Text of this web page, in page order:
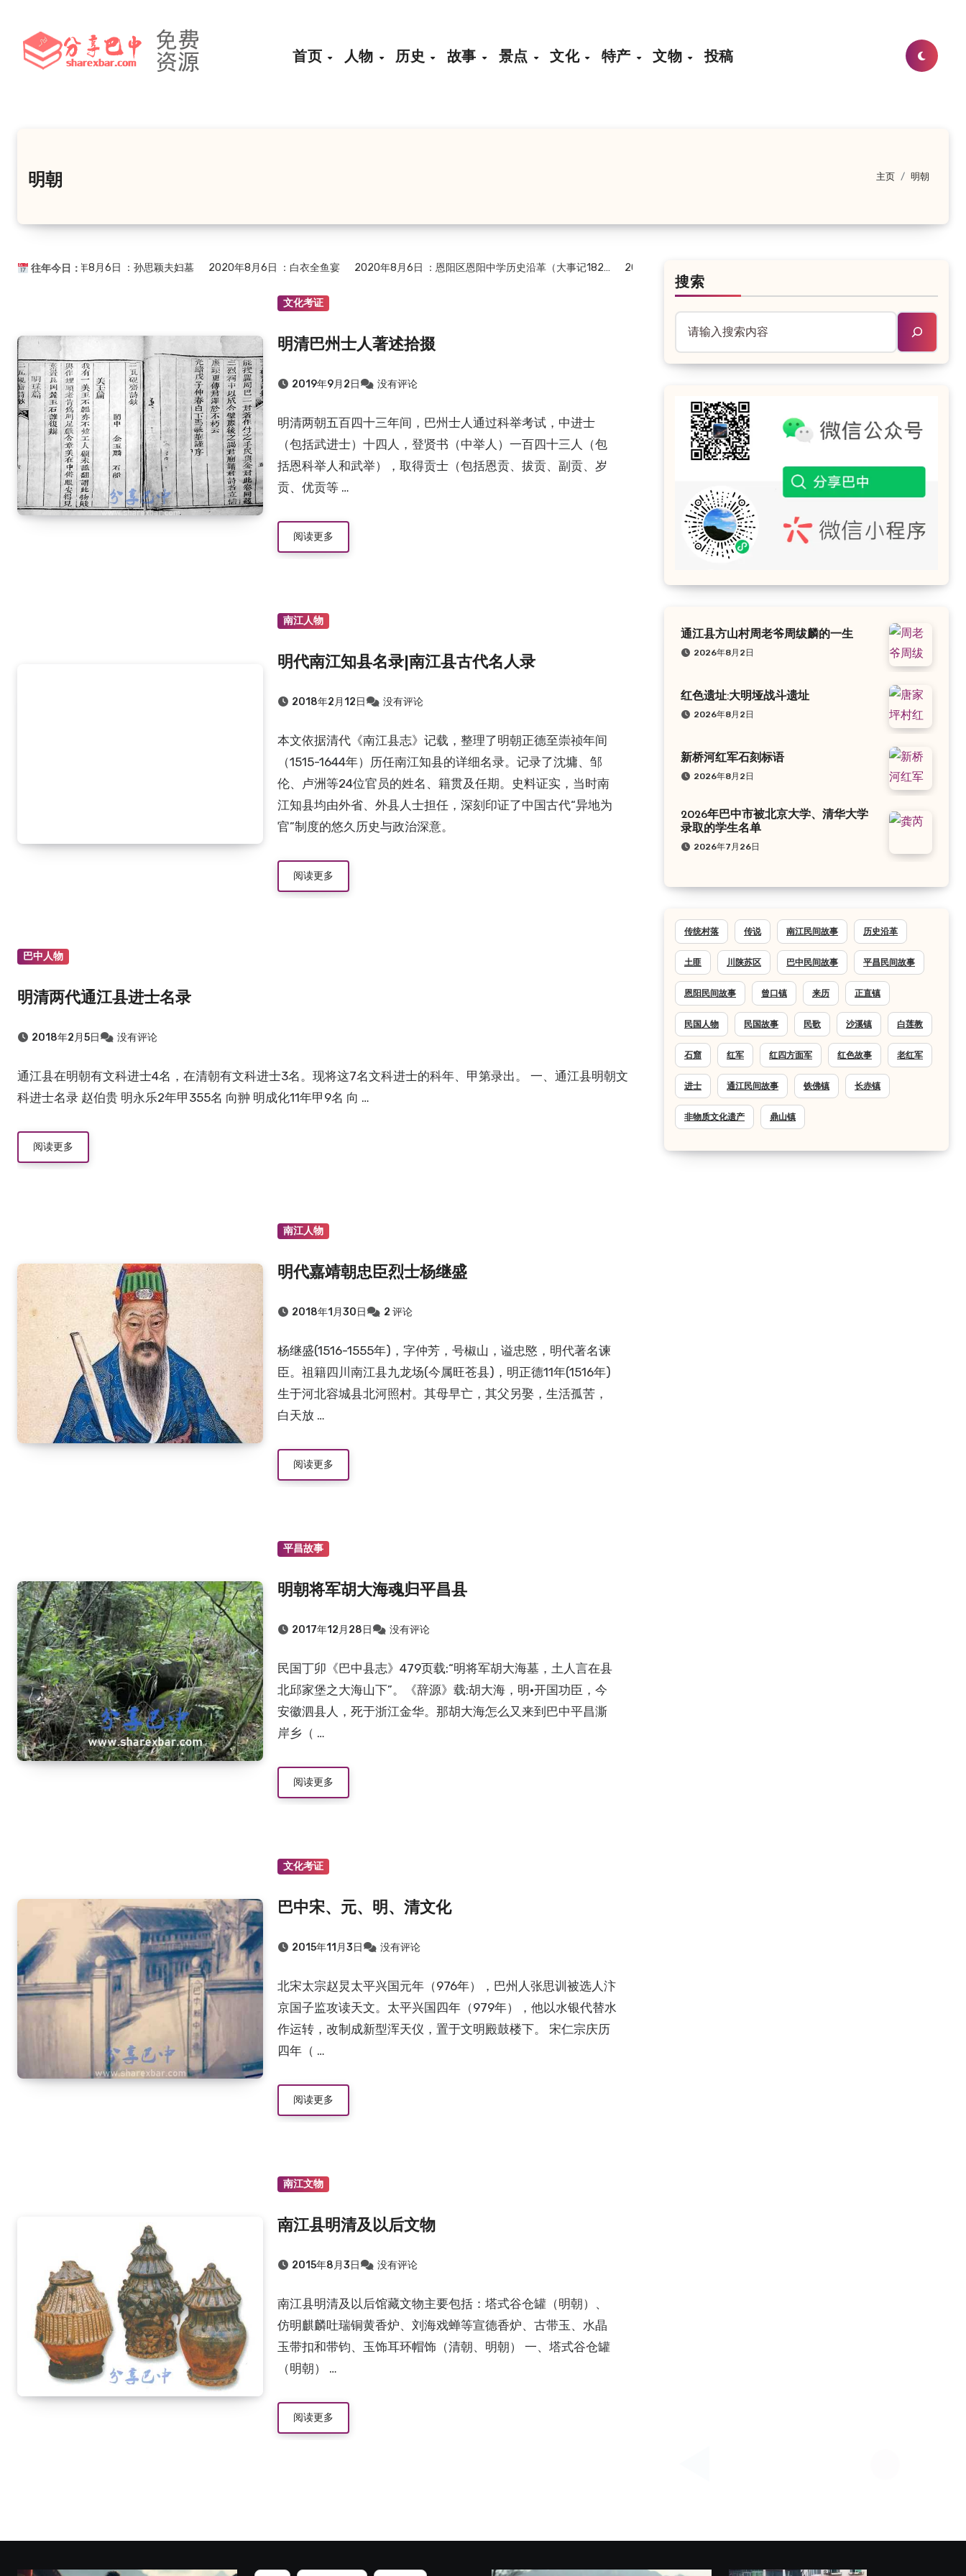
首页 人物 历史 故事 景点 文化 特产 文物 投稿
明朝 主页 明朝
往年今日：
将领 2021年8月6日：孙思颖夫妇墓 2020年8月6日：白衣全鱼宴 2020年8月6日：恩阳区恩阳中学历史沿革（大事记182… 2020年8月6日
文化考证
明清巴州士人著述拾掇
2019年9月2日 没有评论
明清两朝五百四十三年间，巴州士人通过科举考试，中进士
（包括武进士）十四人，登贤书（中举人）一百四十三人（包
括恩科举人和武举），取得贡士（包括恩贡、拔贡、副贡、岁
贡、优贡等 …
阅读更多
南江人物
明代南江知县名录|南江县古代名人录
2018年2月12日 没有评论
本文依据清代《南江县志》记载，整理了明朝正德至崇祯年间
（1515-1644年）历任南江知县的详细名录。记录了沈墉、邹
伦、卢洲等24位官员的姓名、籍贯及任期。史料证实，当时南
江知县均由外省、外县人士担任，深刻印证了中国古代“异地为
官”制度的悠久历史与政治深意。
阅读更多
巴中人物
明清两代通江县进士名录
2018年2月5日 没有评论
通江县在明朝有文科进士4名，在清朝有文科进士3名。现将这7名文科进士的科年、甲第录出。 一、通江县明朝文
科进士名录 赵伯贵 明永乐2年甲355名 向翀 明成化11年甲9名 向 …
阅读更多
南江人物
明代嘉靖朝忠臣烈士杨继盛
2018年1月30日 2 评论
杨继盛(1516-1555年)，字仲芳，号椒山，谥忠愍，明代著名谏
臣。祖籍四川南江县九龙场(今属旺苍县)，明正德11年(1516年)
生于河北容城县北河照村。其母早亡，其父另娶，生活孤苦，
白天放 …
阅读更多
平昌故事
明朝将军胡大海魂归平昌县
2017年12月28日 没有评论
民国丁卯《巴中县志》479页载:“明将军胡大海墓，土人言在县
北邱家堡之大海山下”。《辞源》载:胡大海，明·开国功臣，今
安徽泗县人，死于浙江金华。那胡大海怎么又来到巴中平昌澌
岸乡（ …
阅读更多
文化考证
巴中宋、元、明、清文化
2015年11月3日 没有评论
北宋太宗赵炅太平兴国元年（976年），巴州人张思训被选人汴
京国子监攻读天文。太平兴国四年（979年），他以水银代替水
作运转，改制成新型浑天仪，置于文明殿鼓楼下。 宋仁宗庆历
四年（ …
阅读更多
南江文物
南江县明清及以后文物
2015年8月3日 没有评论
南江县明清及以后馆藏文物主要包括：塔式谷仓罐（明朝）、
仿明麒麟吐瑞铜黄香炉、刘海戏蝉等宣德香炉、古带玉、水晶
玉带扣和带钧、玉饰耳环帽饰（清朝、明朝） 一、塔式谷仓罐
（明朝） …
阅读更多
搜索
通江县方山村周老爷周绂麟的一生
2026年8月2日
红色遗址:大明垭战斗遗址
2026年8月2日
新桥河红军石刻标语
2026年8月2日
2026年巴中市被北京大学、清华大学
录取的学生名单
2026年7月26日
传统村落 传说 南江民间故事 历史沿革
土匪 川陕苏区 巴中民间故事 平昌民间故事
恩阳民间故事 曾口镇 来历 正直镇
民国人物 民国故事 民歌 沙溪镇 白莲教
石窟 红军 红四方面军 红色故事 老红军
进士 通江民间故事 铁佛镇 长赤镇
非物质文化遗产 鼎山镇